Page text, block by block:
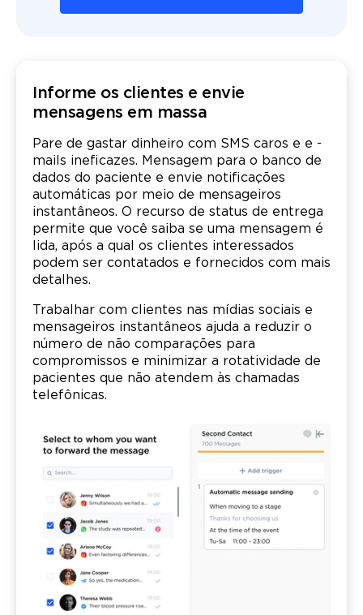
Informe os clientes e envie
mensagens em massa
Pare de gastar dinheiro com SMS caros e e -
mails ineficazes. Mensagem para o banco de
dados do paciente e envie notificações
automáticas por meio de mensageiros
instantâneos. O recurso de status de entrega
permite que você saiba se uma mensagem é
lida, após a qual os clientes interessados
podem ser contatados e fornecidos com mais
detalhes.
Trabalhar com clientes nas mídias sociais e
mensageiros instantâneos ajuda a reduzir o
número de não comparações para
compromissos e minimizar a rotatividade de
pacientes que não atendem às chamadas
telefônicas.